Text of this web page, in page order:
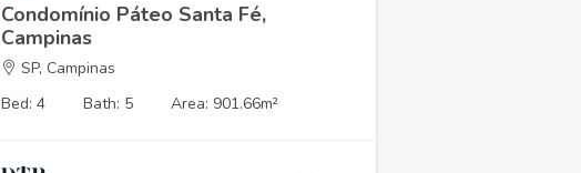
Condomínio Páteo Santa Fé,
Campinas
SP, Campinas
Bed: 4
Bath: 5 Area: 901.66m²